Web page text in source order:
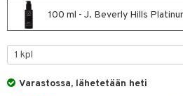
100 ml - J. Beverly Hills Platinum
Varastossa, lähetetään heti
& Antifrizz